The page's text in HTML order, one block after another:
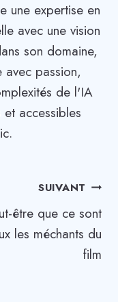
une expertise en
avec une vision
son domaine,
passion,
de l'IA
accessibles
SUIVANT
être que ce sont
les méchants du
film